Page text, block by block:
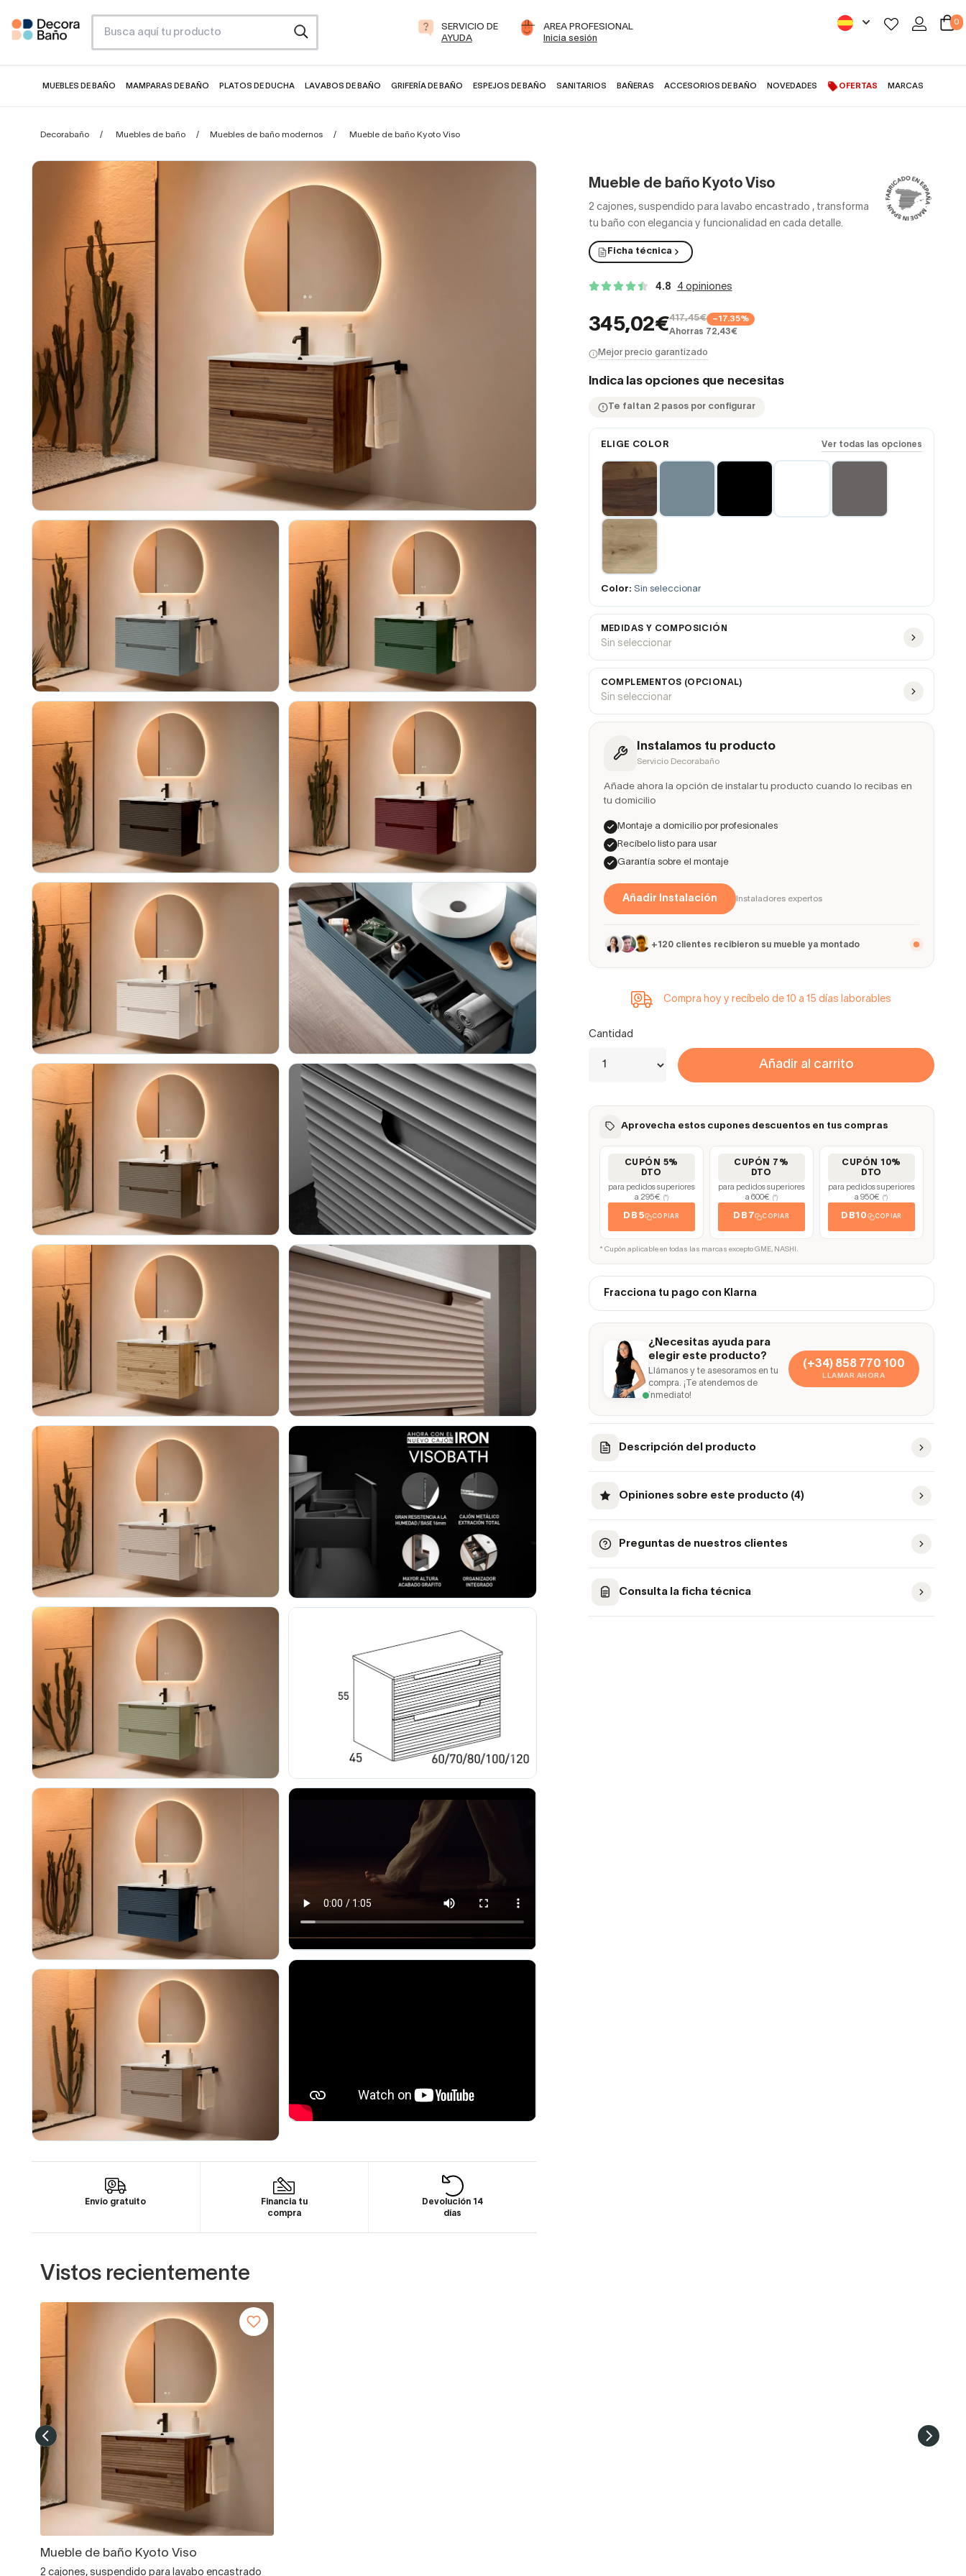
SERVICIO DE
AYUDA
AREA PROFESIONAL
Inicia sesión
0
MUEBLES DE BAÑO MAMPARAS DE BAÑO PLATOS DE DUCHA LAVABOS DE BAÑO GRIFERÍA DE BAÑO ESPEJOS DE BAÑO SANITARIOS BAÑERAS ACCESORIOS DE BAÑO NOVEDADES OFERTAS MARCAS
Decorabaño Muebles de baño Muebles de baño modernos Mueble de baño Kyoto Viso
Envío gratuito
Financia tu
compra
Devolución 14
días
Mueble de baño Kyoto Viso
2 cajones, suspendido para lavabo encastrado , transforma
tu baño con elegancia y funcionalidad en cada detalle.
Ficha técnica
4.8 4 opiniones
345,02€417,45€ −17.35%
Ahorras 72,43€
Mejor precio garantizado
Indica las opciones que necesitas
Te faltan 2 pasos por configurar
ELIGE COLOR Ver todas las opciones
Color: Sin seleccionar
MEDIDAS Y COMPOSICIÓN
Sin seleccionar
COMPLEMENTOS (OPCIONAL)
Sin seleccionar
Instalamos tu producto
Servicio Decorabaño
Añade ahora la opción de instalar tu producto cuando lo recibas en
tu domicilio
Montaje a domicilio por profesionales
Recíbelo listo para usar
Garantía sobre el montaje
Añadir Instalación Instaladores expertos
+120 clientes recibieron su mueble ya montado
Compra hoy y recíbelo de 10 a 15 días laborables
Cantidad
Añadir al carrito
Aprovecha estos cupones descuentos en tus compras
CUPÓN 5%
DTO
para pedidos superiores
a 295€
(*)
DB5 COPIAR
CUPÓN 7%
DTO
para pedidos superiores
a 600€
(*)
DB7 COPIAR
CUPÓN 10%
DTO
para pedidos superiores
a 950€
(*)
DB10 COPIAR
* Cupón aplicable en todas las marcas excepto GME, NASHI.
Fracciona tu pago con Klarna
¿Necesitas ayuda para
elegir este producto?
Llámanos y te asesoramos en tu
compra. ¡Te atendemos de
inmediato!
(+34) 858 770 100
LLAMAR AHORA
Descripción del producto
Opiniones sobre este producto (4)
Preguntas de nuestros clientes
Consulta la ficha técnica
Vistos recientemente
Mueble de baño Kyoto Viso
2 cajones, suspendido para lavabo encastrado